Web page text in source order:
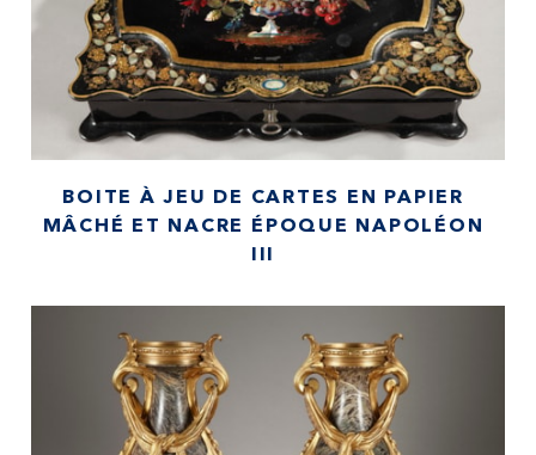
BOITE À JEU DE CARTES EN PAPIER
MÂCHÉ ET NACRE ÉPOQUE NAPOLÉON